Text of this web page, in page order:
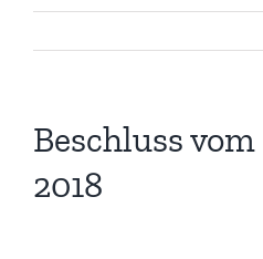
Beschluss
2018